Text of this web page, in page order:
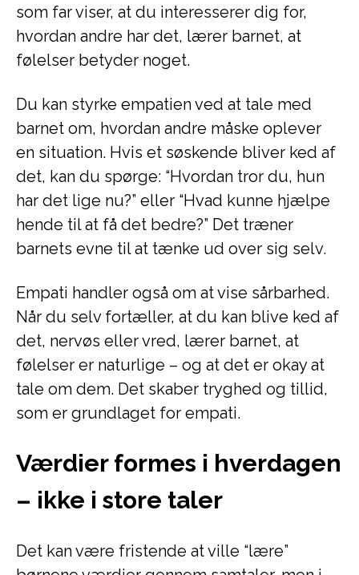
som far viser, at du interesserer dig for,
hvordan andre har det, lærer barnet, at
følelser betyder noget.
Du kan styrke empatien ved at tale med
barnet om, hvordan andre måske oplever
en situation. Hvis et søskende bliver ked af
det, kan du spørge: “Hvordan tror du, hun
har det lige nu?” eller “Hvad kunne hjælpe
hende til at få det bedre?” Det træner
barnets evne til at tænke ud over sig selv.
Empati handler også om at vise sårbarhed.
Når du selv fortæller, at du kan blive ked af
det, nervøs eller vred, lærer barnet, at
følelser er naturlige – og at det er okay at
tale om dem. Det skaber tryghed og tillid,
som er grundlaget for empati.
Værdier formes i hverdagen
– ikke i store taler
Det kan være fristende at ville “lære”